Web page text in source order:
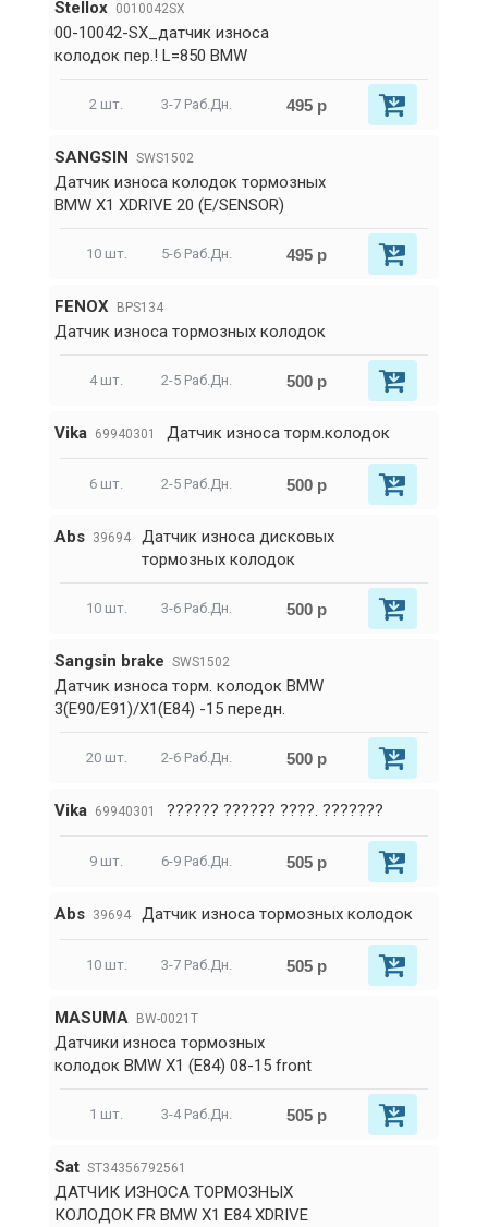
Stellox 0010042SX
00-10042-SX_датчик износа
колодок пер.! L=850 BMW
2 шт. 3-7 Раб.Дн. 495 р
SANGSIN SWS1502
Датчик износа колодок тормозных
BMW X1 XDRIVE 20 (E/SENSOR)
10 шт. 5-6 Раб.Дн. 495 р
FENOX BPS134
Датчик износа тормозных колодок
4 шт. 2-5 Раб.Дн. 500 р
Vika 69940301 Датчик износа торм.колодок
6 шт. 2-5 Раб.Дн. 500 р
Abs 39694
Датчик износа дисковых
тормозных колодок
10 шт. 3-6 Раб.Дн. 500 р
Sangsin brake SWS1502
Датчик износа торм. колодок BMW
3(E90/E91)/X1(E84) -15 передн.
20 шт. 2-6 Раб.Дн. 500 р
Vika 69940301 ?????? ?????? ????. ???????
9 шт. 6-9 Раб.Дн. 505 р
Abs 39694 Датчик износа тормозных колодок
10 шт. 3-7 Раб.Дн. 505 р
MASUMA BW-0021T
Датчики износа тормозных
колодок BMW X1 (E84) 08-15 front
1 шт. 3-4 Раб.Дн. 505 р
Sat ST34356792561
ДАТЧИК ИЗНОСА ТОРМОЗНЫХ
КОЛОДОК FR BMW X1 E84 XDRIVE